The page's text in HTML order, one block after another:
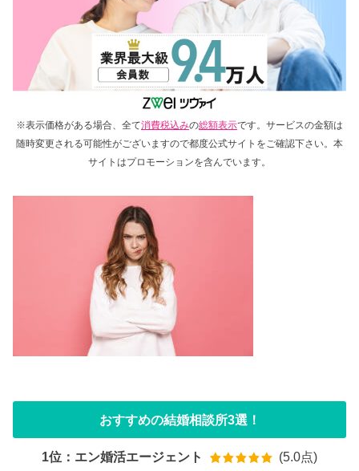
※表示価格がある場合、全て消費税込みの総額表示です。サービスの金額は
随時変更される可能性がございますので都度公式サイトをご確認下さい。本
サイトはプロモーションを含んでいます。
おすすめの結婚相談所3選！
1位：エン婚活エージェント (5.0点)